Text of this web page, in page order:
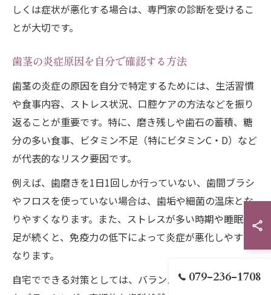
しくは症状が悪化する場合は、専門家の診断を受けるこ
とが大切です。
歯茎の炎症原因を自分で確認する方法
歯茎の炎症の原因を自分で特定するためには、生活習慣
や食事内容、ストレス状況、口腔ケアの方法などを振り
返ることが重要です。特に、磨き残しや歯石の蓄積、糖
分の多い食事、ビタミン不足（特にビタミンC・D）など
が代表的なリスク要因です。
例えば、歯磨きを1日1回しか行っていない、歯間ブラシ
やフロスを使っていない場合は、歯垢や細菌の温床とな
りやすくなります。また、ストレスが多い時期や睡眠不
足が続くと、免疫力の低下によって炎症が悪化しやすく
なります。
自宅でできる対策としては、バランスの良い食事と丁寧
079-236-1708